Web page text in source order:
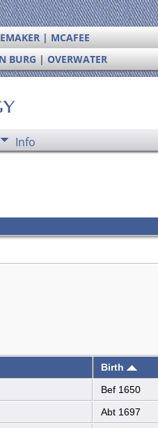
| MCAFEE
BURG | OVERWATER
Info
Birth
Bef 1650
Abt 1697